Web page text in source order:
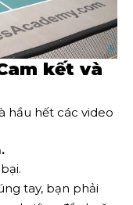
kết và
hầu hết các video
tay, bạn phải